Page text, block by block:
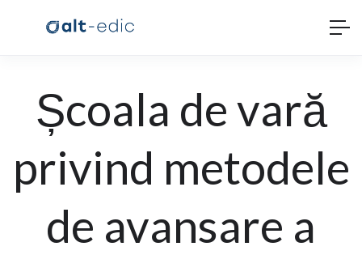
Școala de vară
privind metodele
de avansare a